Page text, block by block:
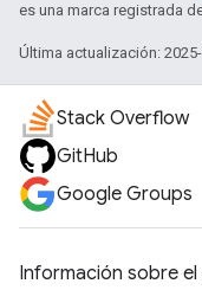
es una marca registrada
Última actualización:
Stack Overflow
GitHub
Google Groups
Información sobre